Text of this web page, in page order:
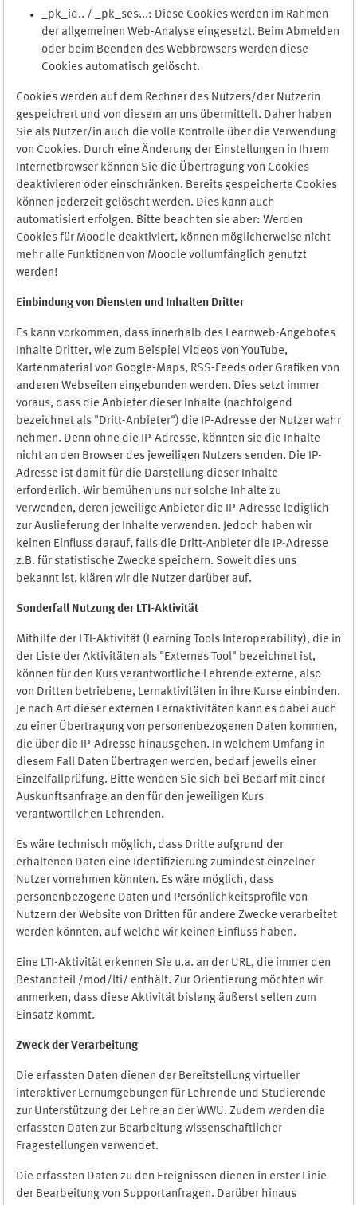
_pk_id.. / _pk_ses...: Diese Cookies werden im Rahmen
der allgemeinen Web-Analyse eingesetzt. Beim Abmelden
oder beim Beenden des Webbrowsers werden diese
Cookies automatisch gelöscht.
Cookies werden auf dem Rechner des Nutzers/der Nutzerin
gespeichert und von diesem an uns übermittelt. Daher haben
Sie als Nutzer/in auch die volle Kontrolle über die Verwendung
von Cookies. Durch eine Änderung der Einstellungen in Ihrem
Internetbrowser können Sie die Übertragung von Cookies
deaktivieren oder einschränken. Bereits gespeicherte Cookies
können jederzeit gelöscht werden. Dies kann auch
automatisiert erfolgen. Bitte beachten sie aber: Werden
Cookies für Moodle deaktiviert, können möglicherweise nicht
mehr alle Funktionen von Moodle vollumfänglich genutzt
werden!
Einbindung von Diensten und Inhalten Dritter
Es kann vorkommen, dass innerhalb des Learnweb-Angebotes
Inhalte Dritter, wie zum Beispiel Videos von YouTube,
Kartenmaterial von Google-Maps, RSS-Feeds oder Grafiken von
anderen Webseiten eingebunden werden. Dies setzt immer
voraus, dass die Anbieter dieser Inhalte (nachfolgend
bezeichnet als "Dritt-Anbieter") die IP-Adresse der Nutzer wahr
nehmen. Denn ohne die IP-Adresse, könnten sie die Inhalte
nicht an den Browser des jeweiligen Nutzers senden. Die IP-
Adresse ist damit für die Darstellung dieser Inhalte
erforderlich. Wir bemühen uns nur solche Inhalte zu
verwenden, deren jeweilige Anbieter die IP-Adresse lediglich
zur Auslieferung der Inhalte verwenden. Jedoch haben wir
keinen Einfluss darauf, falls die Dritt-Anbieter die IP-Adresse
z.B. für statistische Zwecke speichern. Soweit dies uns
bekannt ist, klären wir die Nutzer darüber auf.
Sonderfall Nutzung der LTI-Aktivität
Mithilfe der LTI-Aktivität (Learning Tools Interoperability), die in
der Liste der Aktivitäten als "Externes Tool" bezeichnet ist,
können für den Kurs verantwortliche Lehrende externe, also
von Dritten betriebene, Lernaktivitäten in ihre Kurse einbinden.
Je nach Art dieser externen Lernaktivitäten kann es dabei auch
zu einer Übertragung von personenbezogenen Daten kommen,
die über die IP-Adresse hinausgehen. In welchem Umfang in
diesem Fall Daten übertragen werden, bedarf jeweils einer
Einzelfallprüfung. Bitte wenden Sie sich bei Bedarf mit einer
Auskunftsanfrage an den für den jeweiligen Kurs
verantwortlichen Lehrenden.
Es wäre technisch möglich, dass Dritte aufgrund der
erhaltenen Daten eine Identifizierung zumindest einzelner
Nutzer vornehmen könnten. Es wäre möglich, dass
personenbezogene Daten und Persönlichkeitsprofile von
Nutzern der Website von Dritten für andere Zwecke verarbeitet
werden könnten, auf welche wir keinen Einfluss haben.
Eine LTI-Aktivität erkennen Sie u.a. an der URL, die immer den
Bestandteil /mod/lti/ enthält. Zur Orientierung möchten wir
anmerken, dass diese Aktivität bislang äußerst selten zum
Einsatz kommt.
Zweck der Verarbeitung
Die erfassten Daten dienen der Bereitstellung virtueller
interaktiver Lernumgebungen für Lehrende und Studierende
zur Unterstützung der Lehre an der WWU. Zudem werden die
erfassten Daten zur Bearbeitung wissenschaftlicher
Fragestellungen verwendet.
Die erfassten Daten zu den Ereignissen dienen in erster Linie
der Bearbeitung von Supportanfragen. Darüber hinaus